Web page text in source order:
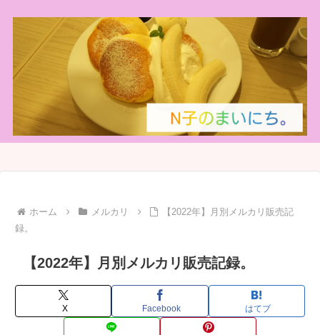
ホーム メルカリ
【2022年】月別メルカリ販売記
録。
【2022年】月別メルカリ販売記録。
X Facebook はてブ